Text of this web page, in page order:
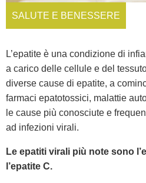
SALUTE E BENESSERE
L’epatite è una condizione di
a carico delle cellule e del
diverse cause di epatite, a
farmaci epatotossici, malattie
le cause più conosciute e
ad infezioni virali.
Le epatiti virali più note sono
l’epatite C.